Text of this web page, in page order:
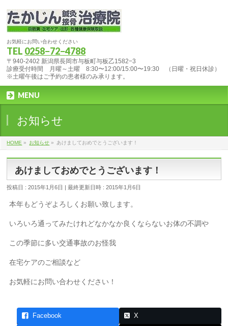
お気軽にお問い合わせください
TEL 0258−72−4788
〒940-2402 新潟県長岡市与板町与板乙1582−3
診療受付時間 月曜～土曜 8:30〜12:00/15:00〜19:30 （日曜・祝日休診）
※土曜午後はご予約の患者様のみ承ります。
MENU
お知らせ
HOME » お知らせ » あけましておめでとうございます！
あけましておめでとうございます！
投稿日 : 2015年1月6日 最終更新日時 : 2015年1月6日
本年もどうぞよろしくお願い致します。
いろいろ通ってみたけれどなかなか良くならないお体の不調や
この季節に多い交通事故のお怪我
在宅ケアのご相談など
お気軽にお問い合わせください！
Facebook X